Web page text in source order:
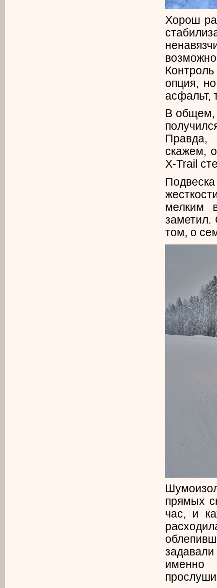
Хорош
опция,
асфальт,
В общем,
Правда,
скажем,
X-Trail
мелким
заметил.
том, о
прямых
час, и